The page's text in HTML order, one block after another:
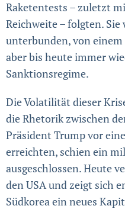
Raketentests – zuletzt
Reichweite – folgten.
unterbunden, von
aber bis heute immer
Sanktions­regime.
Die Volatilität dieser
die Rhetorik zwischen
Präsident Trump vor
erreichten, schien ein
ausgeschlossen. Heute
den USA und zeigt sich
Südkorea ein neues